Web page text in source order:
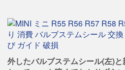
外したバルブステムシール(左)